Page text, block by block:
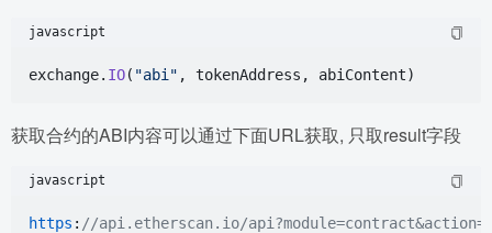
javascript
exchange. IO( "abi"
获取合约的ABI内容可以通过下面URL获取, 只取result字段
javascript
https : //api.etherscan.io/